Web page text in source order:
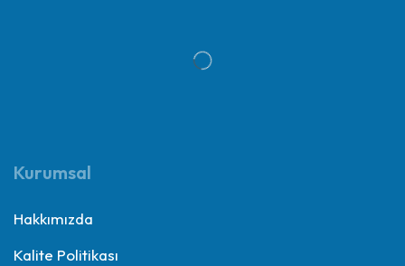
Kurumsal
Hakkımızda
Kalite Politikası